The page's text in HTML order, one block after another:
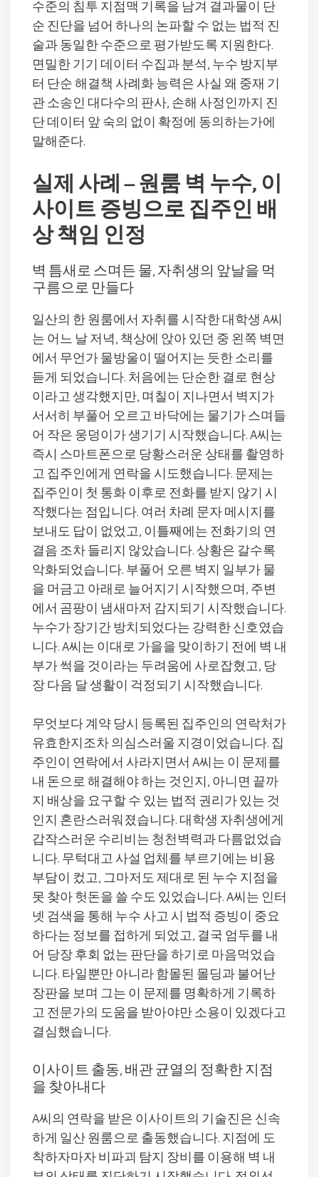
수준의 침투 지점맥 기록을 남겨 결과물이 단
순 진단을 넘어 하나의 논파할 수 없는 법적 진
술과 동일한 수준으로 평가받도록 지원한다.
면밀한 기기 데이터 수집과 분석, 누수 방지부
터 단순 해결책 사례화 능력은 사실 왜 중재 기
관 소송인 대다수의 판사, 손해 사정인까지 진
단 데이터 앞 숙의 없이 확정에 동의하는가에
말해준다.
실제 사례 – 원룸 벽 누수, 이
사이트 증빙으로 집주인 배
상 책임 인정
벽 틈새로 스며든 물, 자취생의 앞날을 먹
구름으로 만들다
일산의 한 원룸에서 자취를 시작한 대학생 A씨
는 어느 날 저녁, 책상에 앉아 있던 중 왼쪽 벽면
에서 무언가 물방울이 떨어지는 듯한 소리를
듣게 되었습니다. 처음에는 단순한 결로 현상
이라고 생각했지만, 며칠이 지나면서 벽지가
서서히 부풀어 오르고 바닥에는 물기가 스며들
어 작은 웅덩이가 생기기 시작했습니다. A씨는
즉시 스마트폰으로 당황스러운 상태를 촬영하
고 집주인에게 연락을 시도했습니다. 문제는
집주인이 첫 통화 이후로 전화를 받지 않기 시
작했다는 점입니다. 여러 차례 문자 메시지를
보내도 답이 없었고, 이틀째에는 전화기의 연
결음 조차 들리지 않았습니다. 상황은 갈수록
악화되었습니다. 부풀어 오른 벽지 일부가 물
을 머금고 아래로 늘어지기 시작했으며, 주변
에서 곰팡이 냄새마저 감지되기 시작했습니다.
누수가 장기간 방치되었다는 강력한 신호였습
니다. A씨는 이대로 가을을 맞이하기 전에 벽 내
부가 썩을 것이라는 두려움에 사로잡혔고, 당
장 다음 달 생활이 걱정되기 시작했습니다.
무엇보다 계약 당시 등록된 집주인의 연락처가
유효한지조차 의심스러울 지경이었습니다. 집
주인이 연락에서 사라지면서 A씨는 이 문제를
내 돈으로 해결해야 하는 것인지, 아니면 끝까
지 배상을 요구할 수 있는 법적 권리가 있는 것
인지 혼란스러워졌습니다. 대학생 자취생에게
갑작스러운 수리비는 청천벽력과 다름없었습
니다. 무턱대고 사설 업체를 부르기에는 비용
부담이 컸고, 그마저도 제대로 된 누수 지점을
못 찾아 헛돈을 쓸 수도 있었습니다. A씨는 인터
넷 검색을 통해 누수 사고 시 법적 증빙이 중요
하다는 정보를 접하게 되었고, 결국 엄두를 내
어 당장 후회 없는 판단을 하기로 마음먹었습
니다. 타일뿐만 아니라 함몰된 몰딩과 불어난
장판을 보며 그는 이 문제를 명확하게 기록하
고 전문가의 도움을 받아야만 소용이 있겠다고
결심했습니다.
이사이트 출동, 배관 균열의 정확한 지점
을 찾아내다
A씨의 연락을 받은 이사이트의 기술진은 신속
하게 일산 원룸으로 출동했습니다. 지점에 도
착하자마자 비파괴 탐지 장비를 이용해 벽 내